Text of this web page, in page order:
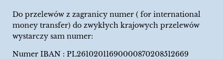
Do przelewów z zagranicy numer ( for international
money transfer) do zwykłych krajowych przelewów
wystarczy sam numer:
Numer IBAN : PL26102011690000870208512669